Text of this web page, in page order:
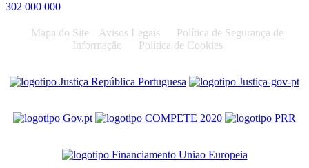
302 000 000
Mapa do Site Avisos Legais
Política de Segurança de
Informação
Política de Cookies